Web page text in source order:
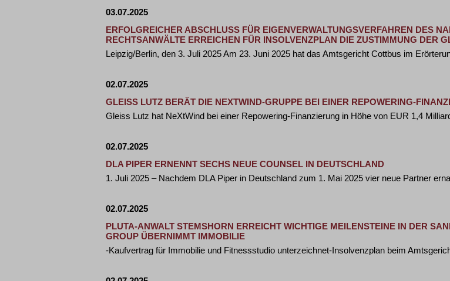
03.07.2025
ERFOLGREICHER ABSCHLUSS FÜR EIGENVERWALTUNGSVERFAHREN DES
RECHTSANWÄLTE ERREICHEN FÜR INSOLVENZPLAN DIE ZUSTIMMUNG DER
Leipzig/Berlin, den 3. Juli 2025 Am 23. Juni 2025 hat das Amtsgericht Cottbus im
02.07.2025
GLEISS LUTZ BERÄT DIE NEXTWIND-GRUPPE BEI EINER REPOWERING-
Gleiss Lutz hat NeXtWind bei einer Repowering-Finanzierung in Höhe von EUR 1,4
02.07.2025
DLA PIPER ERNENNT SECHS NEUE COUNSEL IN DEUTSCHLAND
1. Juli 2025 – Nachdem DLA Piper in Deutschland zum 1. Mai 2025 vier neue Partner
02.07.2025
PLUTA-ANWALT STEMSHORN ERREICHT WICHTIGE MEILENSTEINE IN DER
GROUP ÜBERNIMMT IMMOBILIE
-Kaufvertrag für Immobilie und Fitnessstudio unterzeichnet-Insolvenzplan beim